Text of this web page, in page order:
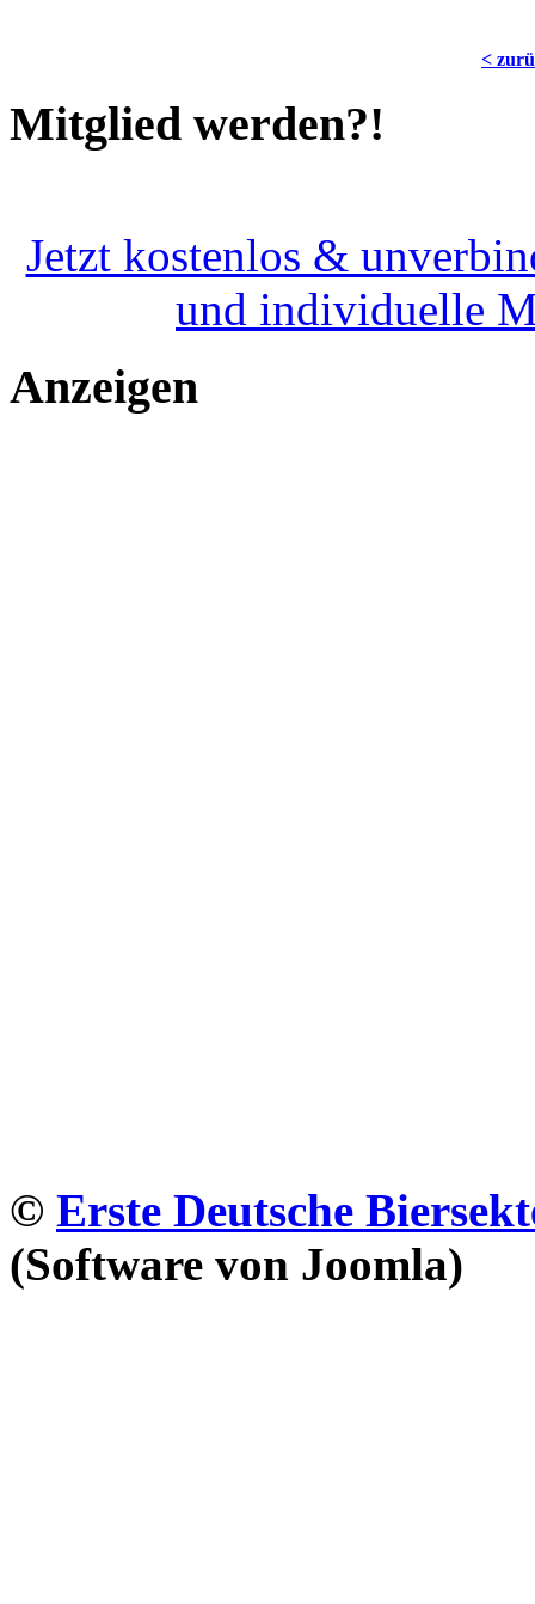
<
Mitglied werden?!
Jetzt kostenlos &
und individuelle
Anzeigen
© Erste Deutsche
(Software von Joomla)